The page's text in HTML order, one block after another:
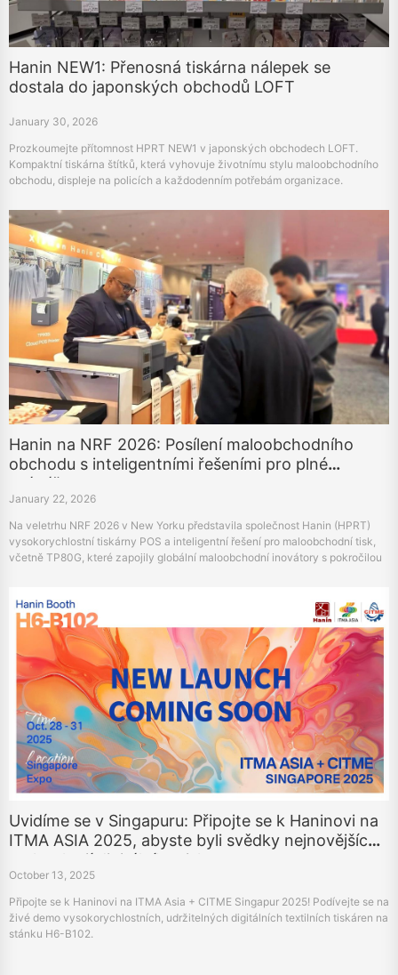
Hanin NEW1: Přenosná tiskárna nálepek se
dostala do japonských obchodů LOFT
January 30, 2026
Prozkoumejte přítomnost HPRT NEW1 v japonských obchodech LOFT.
Kompaktní tiskárna štítků, která vyhovuje životnímu stylu maloobchodního
obchodu, displeje na policích a každodenním potřebám organizace.
Hanin na NRF 2026: Posílení maloobchodního
obchodu s inteligentními řešeními pro plné
scénáře
January 22, 2026
Na veletrhu NRF 2026 v New Yorku představila společnost Hanin (HPRT)
vysokorychlostní tiskárny POS a inteligentní řešení pro maloobchodní tisk,
včetně TP80G, které zapojily globální maloobchodní inovátory s pokročilou
Uvidíme se v Singapuru: Připojte se k Haninovi na
ITMA ASIA 2025, abyste byli svědky nejnovějších
technologií digitálního tisku
October 13, 2025
Připojte se k Haninovi na ITMA Asia + CITME Singapur 2025! Podívejte se na
živé demo vysokorychlostních, udržitelných digitálních textilních tiskáren na
stánku H6-B102.